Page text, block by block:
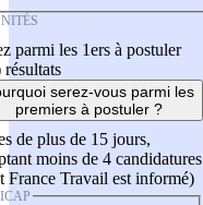
parmi les 1ers à postuler
résultats
serez-vous parmi les
premiers à postuler ?
de plus de 15 jours,
moins de 4 candidatures
France Travail est informé)